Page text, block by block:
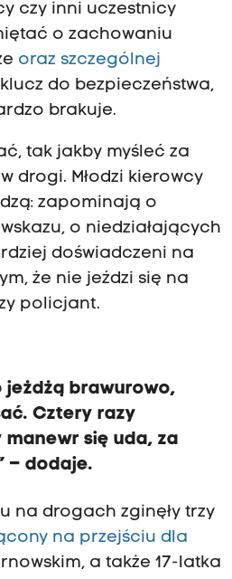
czy inni uczestnicy
o zachowaniu
oraz szczególnej
klucz do bezpieczeństwa,
brakuje.
tak jakby myśleć za
drogi. Młodzi kierowcy
zapominają o
o niedziałających
doświadczeni na
że nie jeździ się na
policjant.
jeżdżą brawurowo,
Cztery razy
się uda, za
– dodaje.
na drogach zginęły trzy
na przejściu dla
a także 17-latka